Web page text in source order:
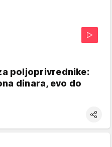
poljoprivrednike:
dinara, evo do